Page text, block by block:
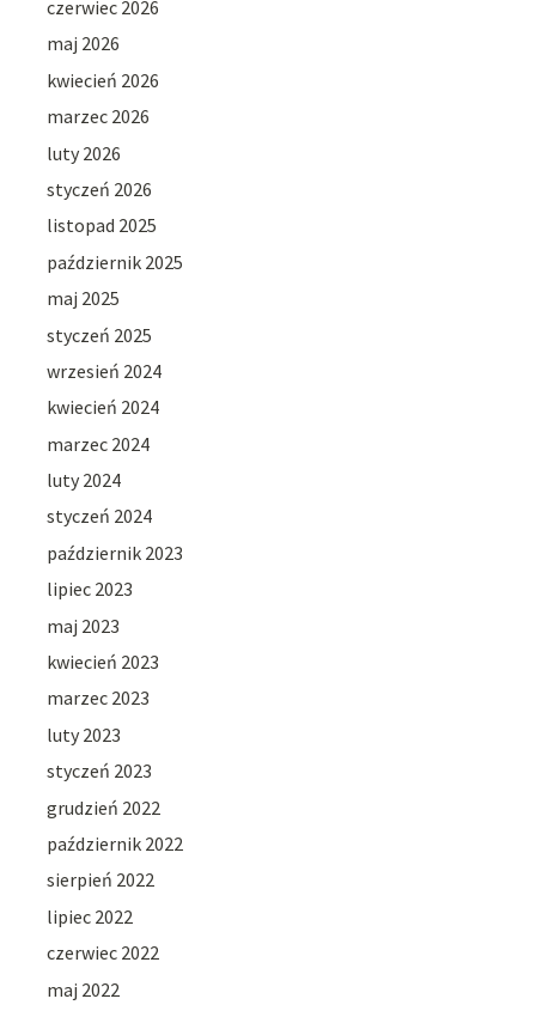
czerwiec 2026
maj 2026
kwiecień 2026
marzec 2026
luty 2026
styczeń 2026
listopad 2025
październik 2025
maj 2025
styczeń 2025
wrzesień 2024
kwiecień 2024
marzec 2024
luty 2024
styczeń 2024
październik 2023
lipiec 2023
maj 2023
kwiecień 2023
marzec 2023
luty 2023
styczeń 2023
grudzień 2022
październik 2022
sierpień 2022
lipiec 2022
czerwiec 2022
maj 2022